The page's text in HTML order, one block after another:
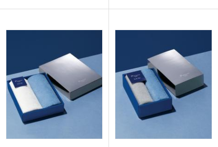
トされているので特別感があり、配布品
くもらってうれしいアイテムです。
プラチナカラーの煌めくパッケージと相